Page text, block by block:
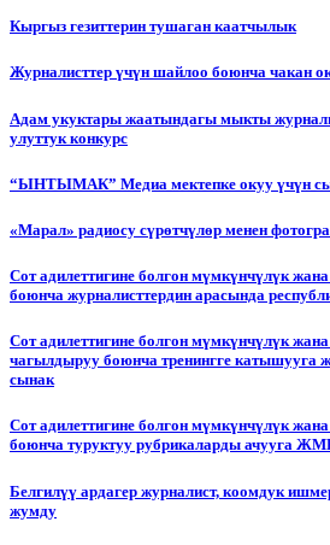
Кыргыз гезиттерин тушаган каатчылык
Журналисттер үчүн шайлоо боюнча чакан
Адам укуктары жаатындагы мыкты
улуттук конкурс
“ЫНТЫМАК” Медиа мектепке окуу үчүн
«Марал» радиосу сүрөтчүлөр менен
Сот адилеттигине болгон мүмкүнчүлүк
боюнча журналисттердин арасында
Сот адилеттигине болгон мүмкүнчүлүк
чагылдыруу боюнча тренингге катышууга
сынак
Сот адилеттигине болгон мүмкүнчүлүк
боюнча туруктуу рубрикаларды ачууга
Белгилүү ардагер журналист, коомдук
жумду